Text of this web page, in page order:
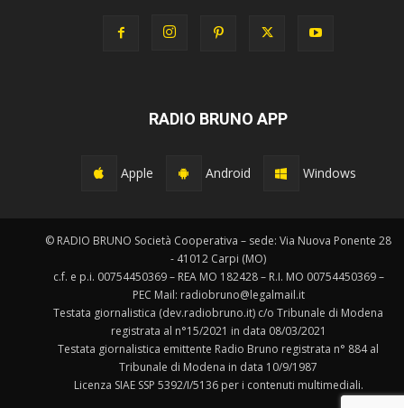
RADIO BRUNO APP
Apple Android Windows
© RADIO BRUNO Società Cooperativa – sede: Via Nuova Ponente 28
- 41012 Carpi (MO)
c.f. e p.i. 00754450369 – REA MO 182428 – R.I. MO 00754450369 –
PEC Mail: radiobruno@legalmail.it
Testata giornalistica (dev.radiobruno.it) c/o Tribunale di Modena
registrata al n°15/2021 in data 08/03/2021
Testata giornalistica emittente Radio Bruno registrata n° 884 al
Tribunale di Modena in data 10/9/1987
Licenza SIAE SSP 5392/I/5136 per i contenuti multimediali.